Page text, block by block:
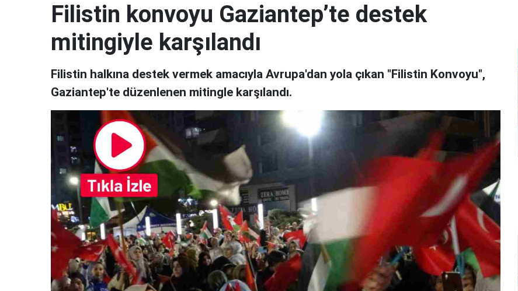
Filistin konvoyu Gaziantep’te destek
mitingiyle karşılandı
Filistin halkına destek vermek amacıyla Avrupa'dan yola çıkan "Filistin Konvoyu",
Gaziantep'te düzenlenen mitingle karşılandı.